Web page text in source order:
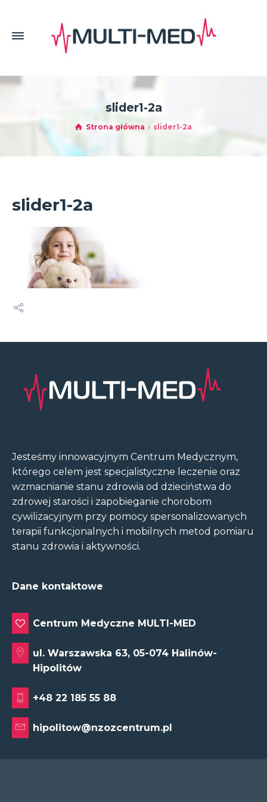
slider1-2a
Strona główna slider1-2a
slider1-2a
Jesteśmy innowacyjnym Centrum Medycznym,
którego celem jest specjalistyczne leczenie oraz
wzmacnianie stanu zdrowia od dzieciństwa do
zdrowej starości i zapobieganie chorobom
cywilizacyjnym przy pomocy spersonalizowanych
terapii funkcjonalnych i mobilnych metod pomiaru
stanu zdrowia i aktywności.
Dane kontaktowe
Centrum Medyczne MULTI-MED
ul. Warszawska 63, 05-074 Halinów-
Hipolitów
+48 22 185 55 88
hipolitow@nzozcentrum.pl